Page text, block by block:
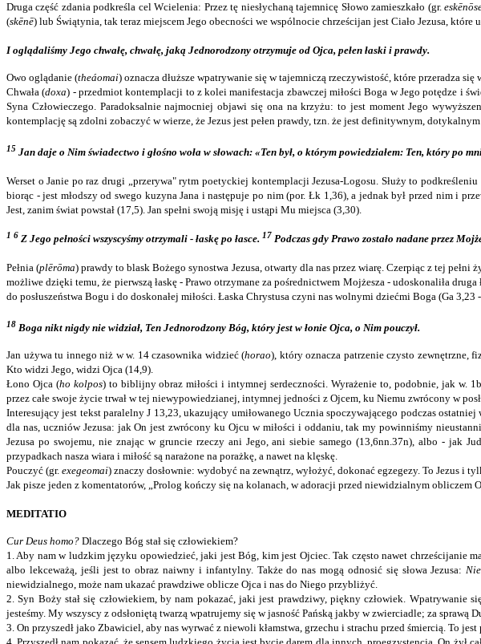
Druga część zdania podkreśla cel Wcielenia: Przez tę niesłychaną tajemnicę Słowo zamieszkało (gr.
(skēnē) lub Świątynia, tak teraz miejscem Jego obecności we wspólnocie chrześcijan jest Ciało Jezusa,
I oglądaliśmy Jego chwałę, chwałę, jaką Jednorodzony otrzymuje od Ojca, pełen łaski i prawdy.
Owo oglądanie (theáomai) oznacza dłuższe wpatrywanie się w tajemniczą rzeczywistość, które przeradza
Chwała (doxa) - przedmiot kontemplacji to z kolei manifestacja zbawczej miłości Boga w Jego potędze i
Syna Człowieczego. Paradoksalnie najmocniej objawi się ona na krzyżu: to jest moment Jego
kontemplację są zdolni zobaczyć w wierze, że Jezus jest pełen prawdy, tzn. że jest definitywnym,
15 Jan daje o Nim świadectwo i głośno woła w słowach: «Ten był, o którym powiedziałem: Ten, który po
Werset o Janie po raz drugi „przerywa" rytm poetyckiej kontemplacji Jezusa-Logosu. Służy to
biorąc - jest młodszy od swego kuzyna Jana i następuje po nim (por. Łk 1,36), a jednak był przed nim i
Jest, zanim świat powstał (17,5). Jan spełni swoją misję i ustąpi Mu miejsca (3,30).
1 6 Z Jego pełności wszyscyśmy otrzymali - łaskę po łasce. 17 Podczas gdy Prawo zostało nadane przez
Pełnia (plērōma) prawdy to blask Bożego synostwa Jezusa, otwarty dla nas przez wiarę. Czerpiąc z tej
możliwe dzięki temu, że pierwszą łaskę - Prawo otrzymane za pośrednictwem Mojżesza - udoskonaliła
do posłuszeństwa Bogu i do doskonałej miłości. Łaska Chrystusa czyni nas wolnymi dziećmi Boga (Ga 3,23 -
18 Boga nikt nigdy nie widział, Ten Jednorodzony Bóg, który jest w łonie Ojca, o Nim pouczył.
Jan używa tu innego niż w w. 14 czasownika widzieć (horao), który oznacza patrzenie czysto zewnętrzne,
Kto widzi Jego, widzi Ojca (14,9).
Łono Ojca (ho kolpos) to biblijny obraz miłości i intymnej serdeczności. Wyrażenie to, podobnie, jak w.
przez całe swoje życie trwał w tej niewypowiedzianej, intymnej jedności z Ojcem, ku Niemu zwrócony w
Interesujący jest tekst paralelny J 13,23, ukazujący umiłowanego Ucznia spoczywającego podczas ostatniej
dla nas, uczniów Jezusa: jak On jest zwrócony ku Ojcu w miłości i oddaniu, tak my powinniśmy
Jezusa po swojemu, nie znając w gruncie rzeczy ani Jego, ani siebie samego (13,6nn.37n), albo - jak
przypadkach nasza wiara i miłość są narażone na porażkę, a nawet na klęskę.
Pouczyć (gr. exegeomai) znaczy dosłownie: wydobyć na zewnątrz, wyłożyć, dokonać egzegezy. To Jezus i
Jak pisze jeden z komentatorów, „Prolog kończy się na kolanach, w adoracji przed niewidzialnym obliczem
MEDITATIO
Cur Deus homo? Dlaczego Bóg stał się człowiekiem?
1. Aby nam w ludzkim języku opowiedzieć, jaki jest Bóg, kim jest Ojciec. Tak często nawet chrześcijanie
albo lekceważą, jeśli jest to obraz naiwny i infantylny. Także do nas mogą odnosić się słowa Jezusa:
niewidzialnego, może nam ukazać prawdziwe oblicze Ojca i nas do Niego przybliżyć.
2. Syn Boży stał się człowiekiem, by nam pokazać, jaki jest prawdziwy, piękny człowiek. Wpatrywanie
jesteśmy. My wszyscy z odsłoniętą twarzą wpatrujemy się w jasność Pańską jakby w zwierciadle; za sprawą
3. On przyszedł jako Zbawiciel, aby nas wyrwać z niewoli kłamstwa, grzechu i strachu przed śmiercią. To
4. Przyszedł nam pokazać, że sensem ludzkiego życia jest bycie darem dla innych, proegzystencja. On